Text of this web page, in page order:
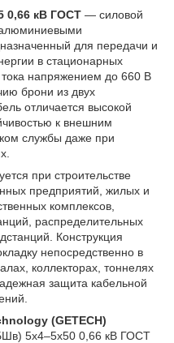
0,66 кВ ГОСТ — силовой
для передачи и
в стационарных
тока напряжением до 660 В
брони из двух
отличается высокой
к внешним
службы даже при
при строительстве
предприятий, жилых и
комплексов,
распределительных
Конструкция
непосредственно в
коллекторах, тоннелях
защита кабельной
(GETECH)
5х4–5х50 0,66 кВ ГОСТ